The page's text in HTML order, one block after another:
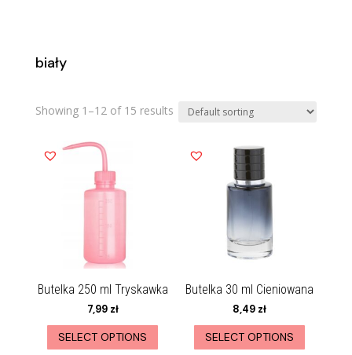
biały
Showing 1–12 of 15 results
Butelka 250 ml Tryskawka
7,99 zł
SELECT OPTIONS
Butelka 30 ml Cieniowana
8,49 zł
SELECT OPTIONS